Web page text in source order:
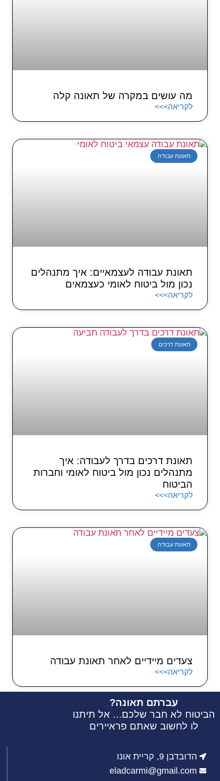
מה עושים במקרה של תאונה קלה
לקריאה>>>
תאונת עבודה
תאונת עבודה לעצמאיים: איך מתנהלים
נכון מול ביטוח לאומי כעצמאים
לקריאה>>>
תאונת דרכים
תאונת דרכים בדרך לעבודה: איך
מתנהלים נכון מול ביטוח לאומי וחברות
הביטוח
לקריאה>>>
תאונת עבודה
צעדים מיידיים לאחר תאונת עבודה
לקריאה>>>
עברתם תאונה?
הביטוח לא חבר שלכם... אל תיתנו
לו לחשוב שאתם פראיירים
הדובדבן 9, קריית אונו
eladcarmi@gmail.com